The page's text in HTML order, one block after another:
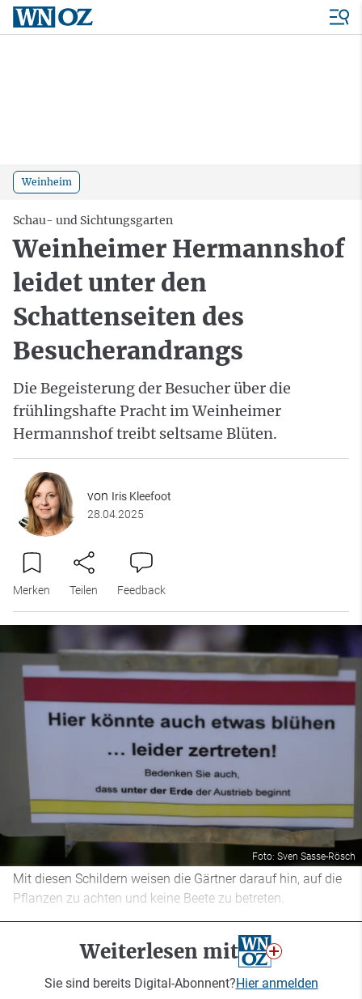
Weinheim
Schau- und Sichtungsgarten
Weinheimer Hermannshof
leidet unter den
Schattenseiten des
Besucherandrangs
Die Begeisterung der Besucher über die
frühlingshafte Pracht im Weinheimer
Hermannshof treibt seltsame Blüten.
von Iris Kleefoot
28.04.2025
Merken Teilen Feedback
Foto: Sven Sasse-Rösch
Mit diesen Schildern weisen die Gärtner darauf hin, auf die
Pflanzen zu achten und keine Beete zu betreten.
Weiterlesen mit
Sie sind bereits Digital-Abonnent?Hier anmelden